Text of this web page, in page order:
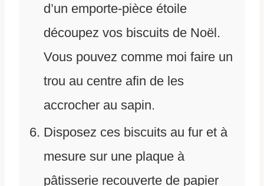
d’un emporte-pièce étoile
découpez vos biscuits de Noël.
Vous pouvez comme moi faire un
trou au centre afin de les
accrocher au sapin.
Disposez ces biscuits au fur et à
mesure sur une plaque à
pâtisserie recouverte de papier